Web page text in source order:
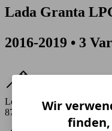
Lada Granta
2016-2019 • 3
Leistung
87 - 98 PSWir
finden,